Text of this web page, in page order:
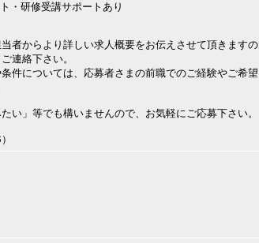
研修受講サポートあり
者からより詳しい求人概要をお伝えさせて頂きますの
連絡下さい。
件については、応募者さまの前職でのご経験やご希望
い」等でも構いませんので、お気軽にご応募下さい。